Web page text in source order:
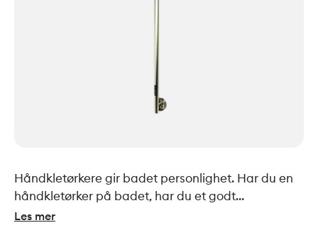
Håndkletørkere gir badet personlighet. Har du en
håndkletørker på badet, har du et godt
hjelpemiddel til å holde orden. Hygienisk sett er det
Les mer